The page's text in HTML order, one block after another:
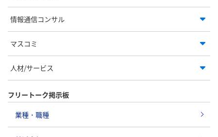
情報通信コンサル
マスコミ
人材/サービス
フリートーク掲示板
業種・職種